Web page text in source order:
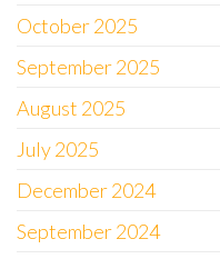
October 2025
September 2025
August 2025
July 2025
December 2024
September 2024